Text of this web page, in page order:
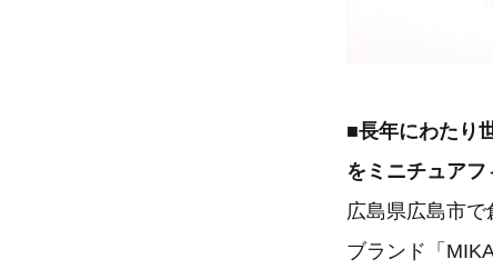
■長年にわたり
をミニチュアフ
広島県広島市で
ブランド「